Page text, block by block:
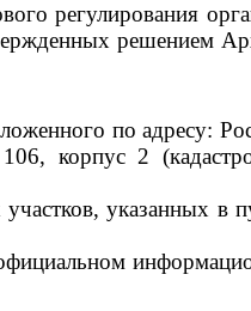
регулирования
решением
по адресу:
корпус 2
указанных в